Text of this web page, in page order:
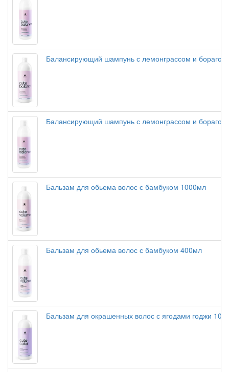
Балансирующий шампунь с лемонграссом и бораго
Балансирующий шампунь с лемонграссом и
Бальзам для обьема волос с бамбуком 1000мл
Бальзам для обьема волос с бамбуком 400мл
Бальзам для окрашенных волос с ягодами годжи